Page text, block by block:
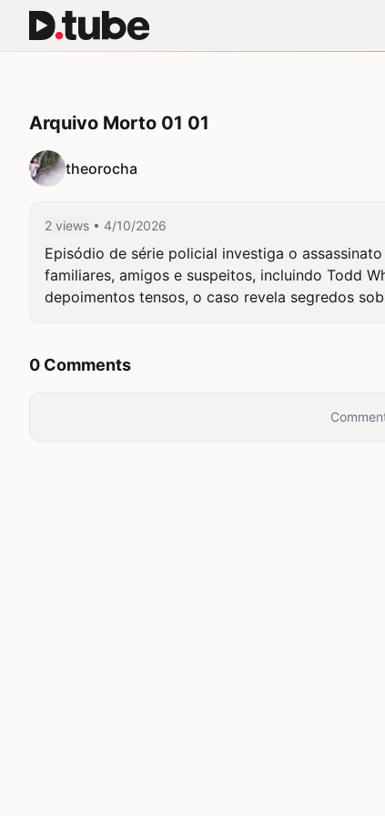
Arquivo Morto 01 01
theorocha
2 views • 4/10/2026
Episódio de série policial investiga o
familiares, amigos e suspeitos, incluindo Todd
depoimentos tensos, o caso revela segredos
0 Comments